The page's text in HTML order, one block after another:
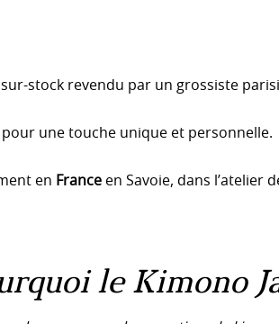
stock revendu par un grossiste
pour une touche unique et personnelle.
en France en Savoie, dans l’atelier
le Kimono